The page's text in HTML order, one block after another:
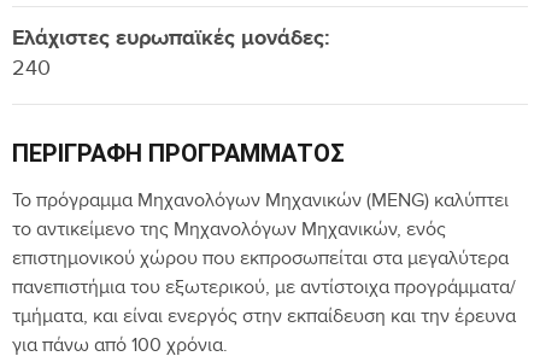
Ελάχιστες ευρωπαϊκές μονάδες:
240
ΠΕΡΙΓΡΑΦΉ ΠΡΟΓΡΆΜΜΑΤΟΣ
Το πρόγραμμα Μηχανολόγων Μηχανικών (MENG) καλύπτει
το αντικείμενο της Μηχανολόγων Μηχανικών, ενός
επιστημονικού χώρου που εκπροσωπείται στα μεγαλύτερα
πανεπιστήμια του εξωτερικού, με αντίστοιχα προγράμματα/
τμήματα, και είναι ενεργός στην εκπαίδευση και την έρευνα
για πάνω από 100 χρόνια.